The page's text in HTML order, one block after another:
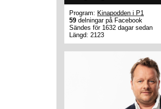
Program: Kinapodden i P1
59 delningar på Facebook
Sändes för 1632 dagar sedan
Längd: 2123